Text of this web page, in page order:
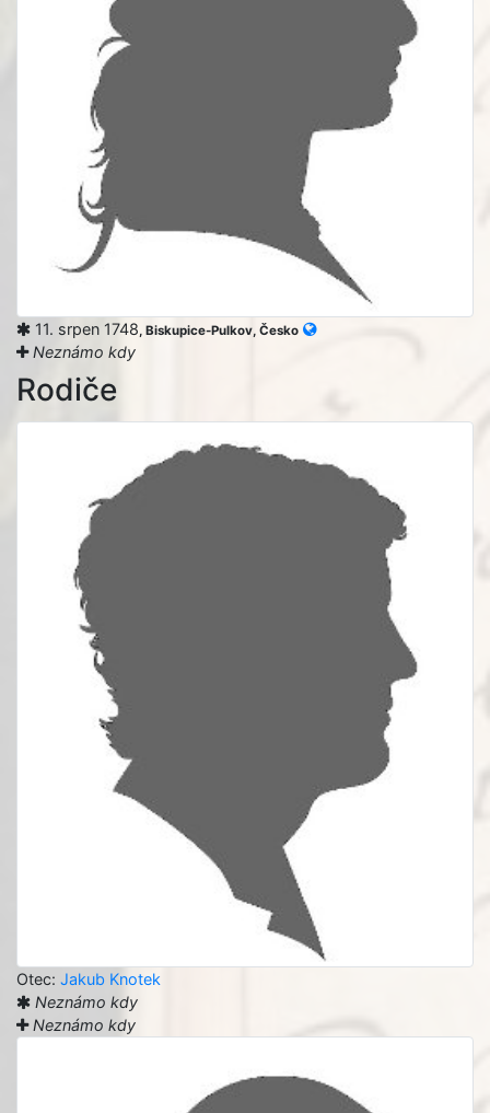
11. srpen 1748, Biskupice-Pulkov, Česko
Neznámo kdy
Rodiče
Otec: Jakub Knotek
Neznámo kdy
Neznámo kdy